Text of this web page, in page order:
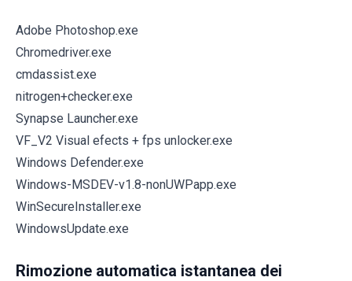
Adobe Photoshop.exe
Chromedriver.exe
cmdassist.exe
nitrogen+checker.exe
Synapse Launcher.exe
VF_V2 Visual efects + fps unlocker.exe
Windows Defender.exe
Windows-MSDEV-v1.8-nonUWPapp.exe
WinSecureInstaller.exe
WindowsUpdate.exe
Rimozione automatica istantanea dei